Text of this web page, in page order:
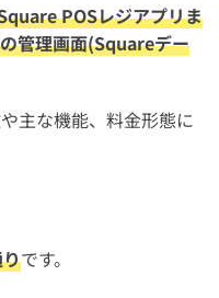
ソフト連携機能】
POSレジアプリま
管理画面(Squareデー
主な機能、料金形態に
です。